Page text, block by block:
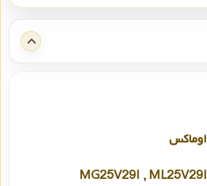
اوماکس
MG25V29I , ML25V29I